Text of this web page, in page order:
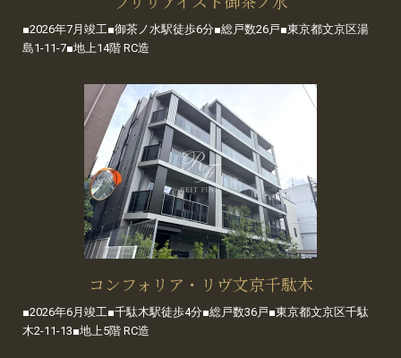
■2026年7月竣工■御茶ノ水駅徒歩6分■総戸数26戸■東京都文京区湯
島1-11-7■地上14階 RC造
コンフォリア・リヴ文京千駄木
■2026年6月竣工■千駄木駅徒歩4分■総戸数36戸■東京都文京区千駄
木2-11-13■地上5階 RC造